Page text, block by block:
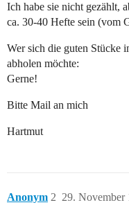
Ich habe sie nicht gezählt,
ca. 30-40 Hefte sein (vom
Wer sich die guten Stücke
abholen möchte:
Gerne!
Bitte Mail an mich
Hartmut
Anonym 29. November
2